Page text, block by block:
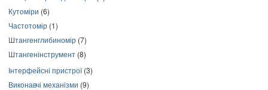
Кутоміри (6)
Частотомір (1)
Штангенглибиномір (7)
Штангенінструмент (8)
Інтерфейсні пристрої(3)
Виконавчі механізми (9)